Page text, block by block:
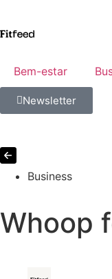
Bem-estar
Newsletter
Business
Whoop